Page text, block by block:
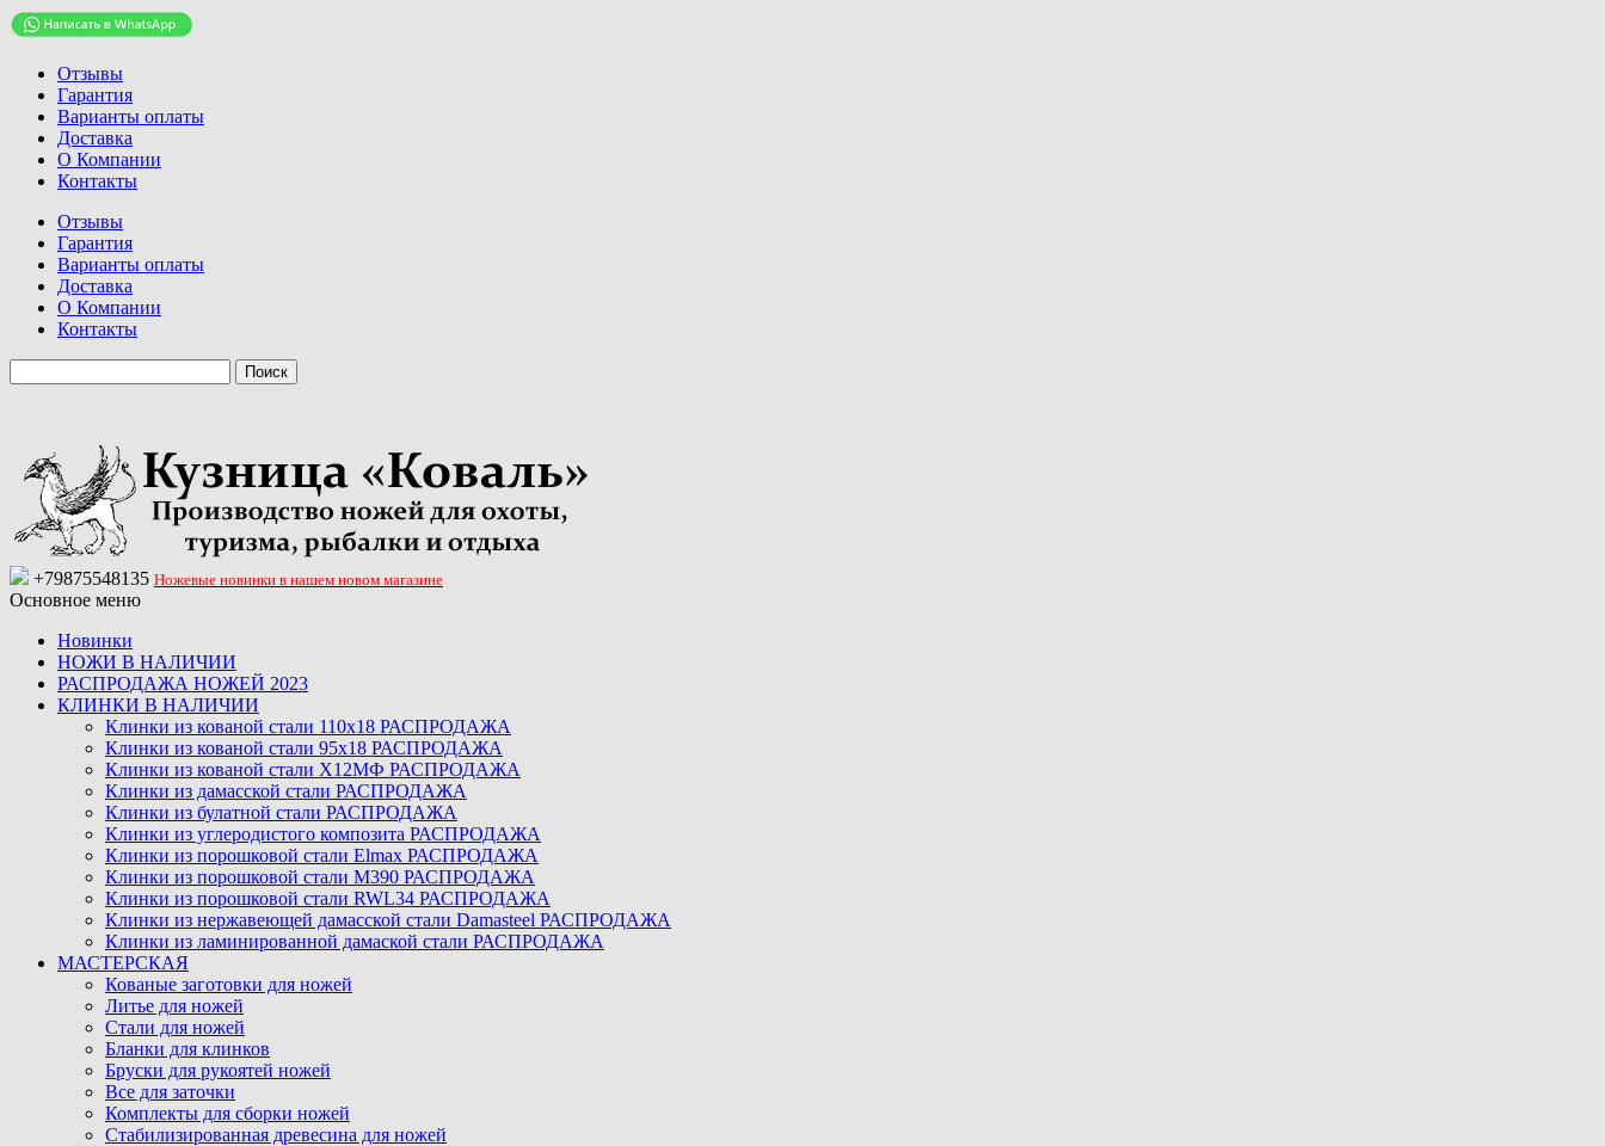
Отзывы
Гарантия
Варианты оплаты
Доставка
О Компании
Контакты
Отзывы
Гарантия
Варианты оплаты
Доставка
О Компании
Контакты
+79875548135 Ножевые новинки в нашем новом магазине
Основное меню
Новинки
НОЖИ В НАЛИЧИИ
РАСПРОДАЖА НОЖЕЙ 2023
КЛИНКИ В НАЛИЧИИ
Клинки из кованой стали 110х18 РАСПРОДАЖА
Клинки из кованой стали 95х18 РАСПРОДАЖА
Клинки из кованой стали Х12МФ РАСПРОДАЖА
Клинки из дамасской стали РАСПРОДАЖА
Клинки из булатной стали РАСПРОДАЖА
Клинки из углеродистого композита РАСПРОДАЖА
Клинки из порошковой стали Elmax РАСПРОДАЖА
Клинки из порошковой стали M390 РАСПРОДАЖА
Клинки из порошковой стали RWL34 РАСПРОДАЖА
Клинки из нержавеющей дамасской стали Damasteel РАСПРОДАЖА
Клинки из ламинированной дамаской стали РАСПРОДАЖА
МАСТЕРСКАЯ
Кованые заготовки для ножей
Литье для ножей
Стали для ножей
Бланки для клинков
Бруски для рукоятей ножей
Все для заточки
Комплекты для сборки ножей
Стабилизированная древесина для ножей